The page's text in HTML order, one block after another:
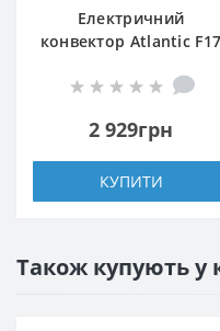
Електричний
конвектор Atlantic F17
Meca/M 1000W
2 929грн
КУПИТИ
Також купують у